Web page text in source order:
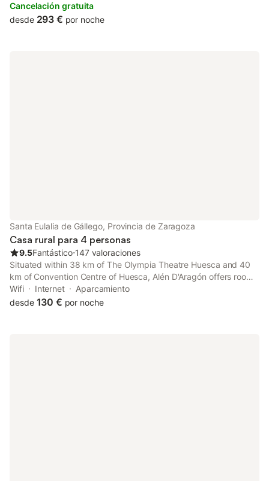
Cancelación gratuita
desde 293 € por noche
Santa Eulalia de Gállego, Provincia de Zaragoza
Casa rural para 4 personas
9.5Fantástico⋅147 valoraciones
Situated within 38 km of The Olympia Theatre Huesca and 40
km of Convention Centre of Huesca, Alén D'Aragón offers rooms
with air conditioning and a private bathroom in Santa Eulalia de
Gállego.
Wifi Internet
Aparcamiento
desde 130 € por noche